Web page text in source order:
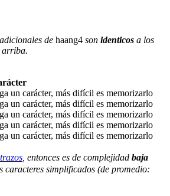
de haang4 son identicos a los
arriba.
trazos , entonces es de complejidad baja
caracteres simplificados (de promedio: